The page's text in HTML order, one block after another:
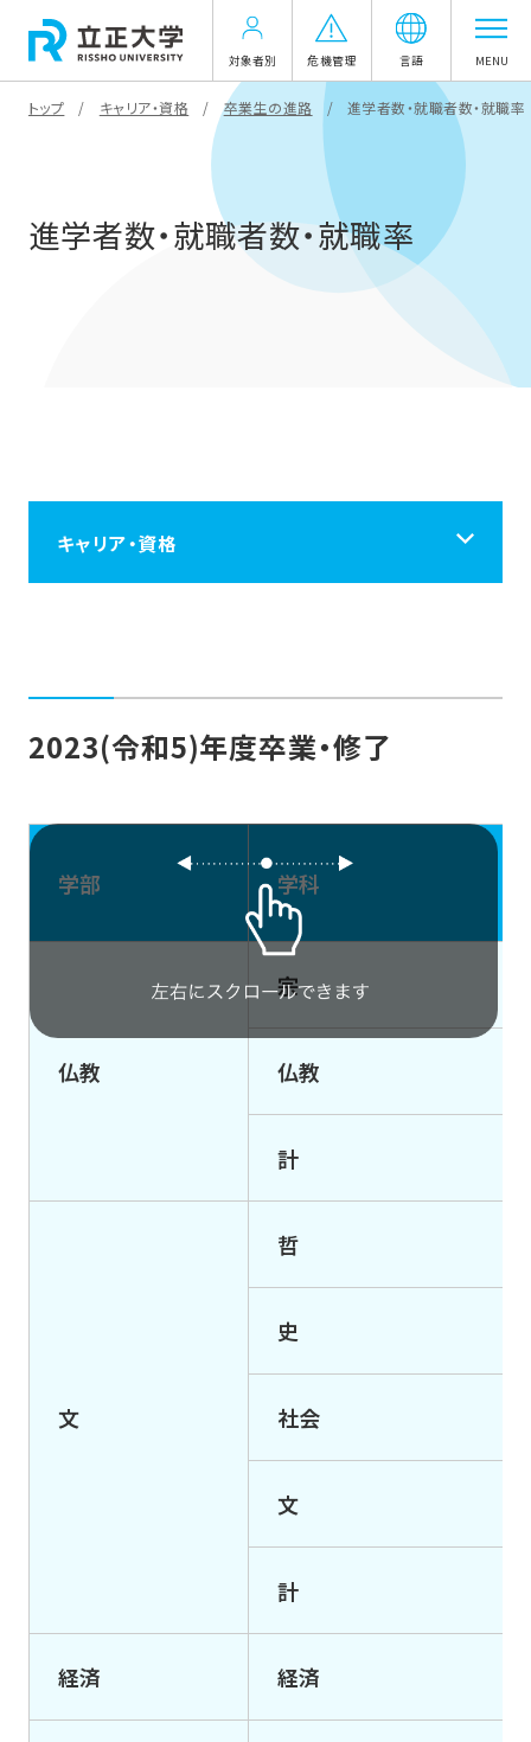
対象者別 危機管理 言語 MENU
トップ キャリア・資格 卒業生の進路 進学者数・就職者数・就職率
進学者数・就職者数・就職率
キャリア・資格
キャリアサポートセンターのご案内
キャリア形成支援プログラム
免許・資格取得プログラム
保護者の方へ
数理AIデータサイエンスプログラム
2023(令和5)年度卒業・修了
学部 学科
仏教
宗
仏教
計
文
哲
史
社会
文
計
経済 経済